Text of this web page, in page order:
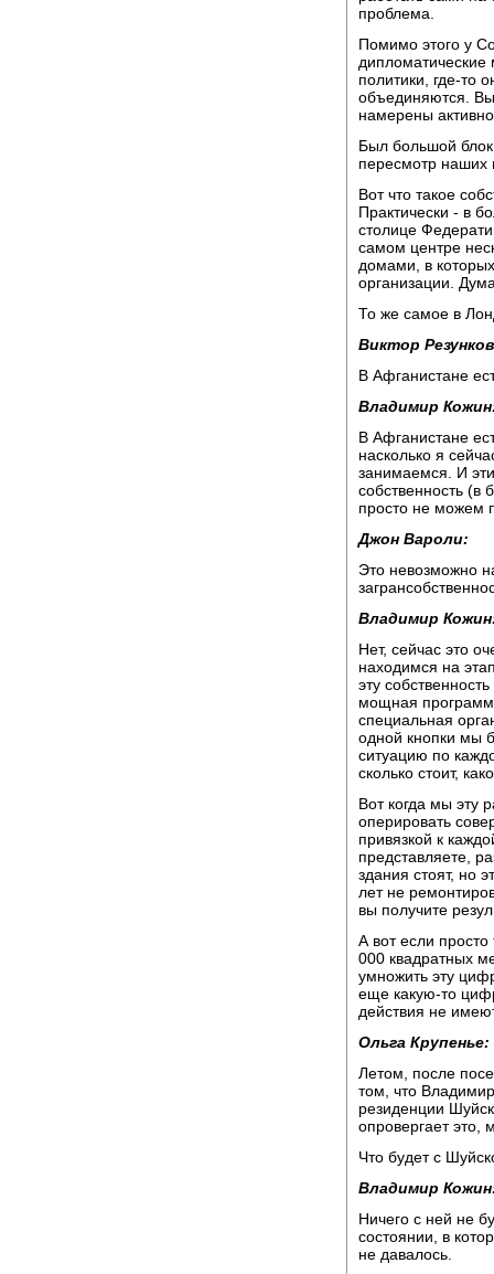
проблема.
Помимо этого у
политики, где-то
объединяются.
намерены
Был большой блок
пересмотр наших
Вот что такое
Практически - в
столице
самом центре
домами, в
организации.
То же самое в
Виктор
В Афганистане
Владимир
В Афганистане
насколько я
занимаемся. И
собственность
просто не можем
Джон Вароли:
Это невозможно
Владимир
Нет, сейчас это
находимся на
эту
мощная
специальная
одной кнопки мы
ситуацию по
сколько стоит,
Вот когда мы эту
оперировать
привязкой к
представляете,
здания стоят, но
лет не
вы получите
А вот если просто
000 квадратных
умножить эту
еще какую-то
действия не
Ольга Крупенье:
Летом, после
том, что
резиденции
опровергает это,
Что будет с
Владимир
Ничего с ней не
состоянии, в
не давалось.